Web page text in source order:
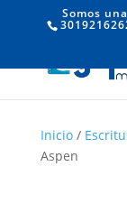
Somos
Inicio/
Aspen